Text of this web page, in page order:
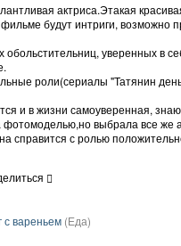
актриса.Этакая
будут интриги, возможно
уверенных в
роли(сериалы "Татянин
и в жизни самоуверенная,
выбрала все же
справится с ролью
с вареньем (Еда)